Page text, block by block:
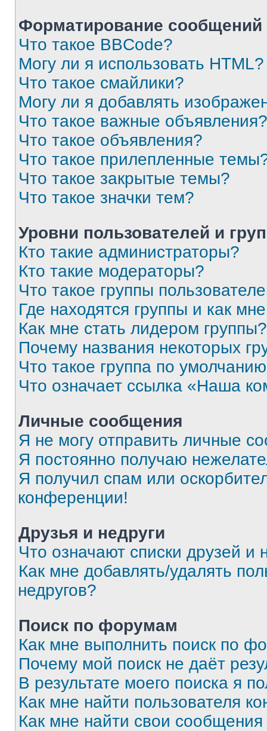
Форматирование
Что такое BBCode?
Могу ли я использовать HTML?
Что такое смайлики?
Могу ли я добавлять
Что такое важные объявления?
Что такое объявления?
Что такое прилепленные
Что такое закрытые темы?
Что такое значки тем?
Уровни пользователей и
Кто такие администраторы?
Кто такие модераторы?
Что такое группы
Где находятся группы и как
Как мне стать лидером группы?
Почему названия некоторых
Что такое группа по
Что означает ссылка «Наша
Личные сообщения
Я не могу отправить личные
Я постоянно получаю
Я получил спам или
конференции!
Друзья и недруги
Что означают списки друзей и
Как мне добавлять/удалять
недругов?
Поиск по форумам
Как мне выполнить поиск по
Почему мой поиск не даёт
В результате моего поиска я
Как мне найти пользователя
Как мне найти свои